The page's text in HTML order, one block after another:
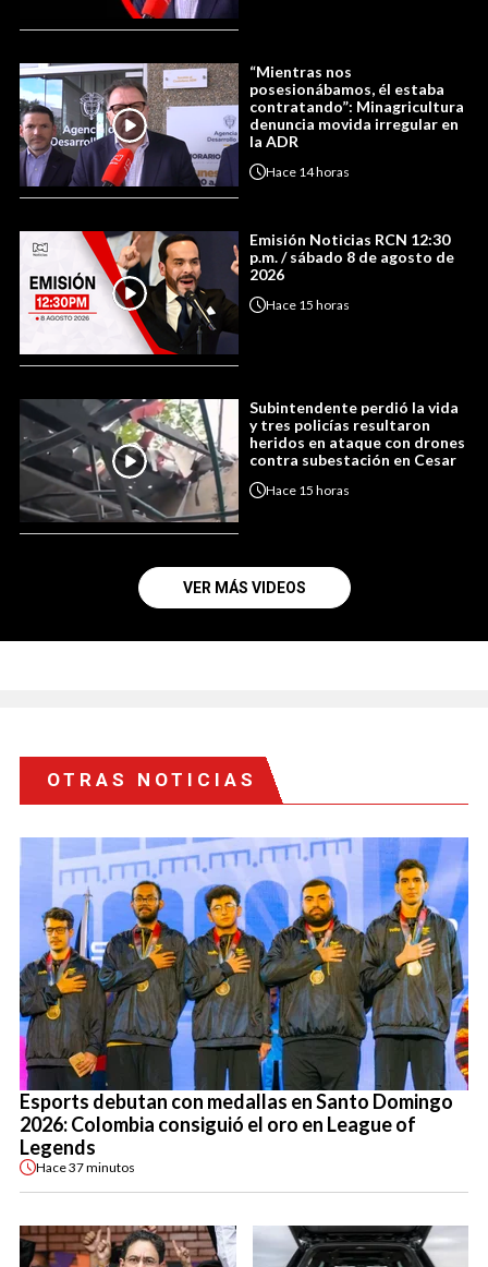
“Mientras nos
posesionábamos, él estaba
contratando”: Minagricultura
denuncia movida irregular en
la ADR
Hace 14 horas
Emisión Noticias RCN 12:30
p.m. / sábado 8 de agosto de
2026
Hace 15 horas
Subintendente perdió la vida
y tres policías resultaron
heridos en ataque con drones
contra subestación en Cesar
Hace 15 horas
VER MÁS VIDEOS
OTRAS NOTICIAS
Esports debutan con medallas en Santo Domingo
2026: Colombia consiguió el oro en League of
Legends
Hace37 minutos